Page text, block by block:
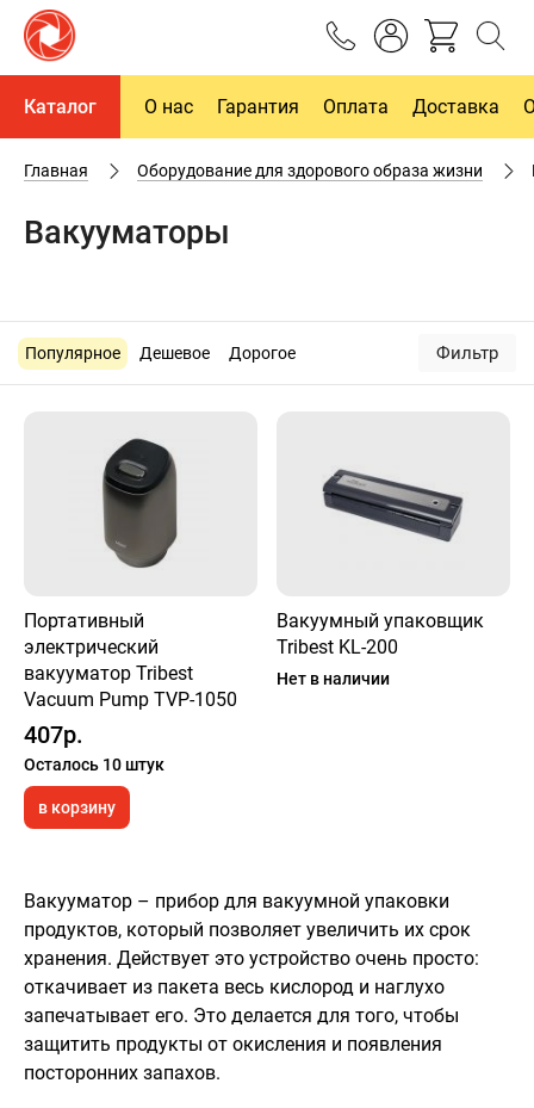
Каталог О нас Гарантия Оплата Доставка
Главная Оборудование для здорового образа жизни
Вакууматоры
Популярное Дешевое Дорогое Фильтр
Портативный
электрический
вакууматор Tribest
Vacuum Pump TVP-1050
407р.
Осталось 10 штук
в корзину
Вакуумный упаковщик
Tribest KL-200
Нет в наличии
Вакууматор – прибор для вакуумной упаковки
продуктов, который позволяет увеличить их срок
хранения. Действует это устройство очень просто:
откачивает из пакета весь кислород и наглухо
запечатывает его. Это делается для того, чтобы
защитить продукты от окисления и появления
посторонних запахов.